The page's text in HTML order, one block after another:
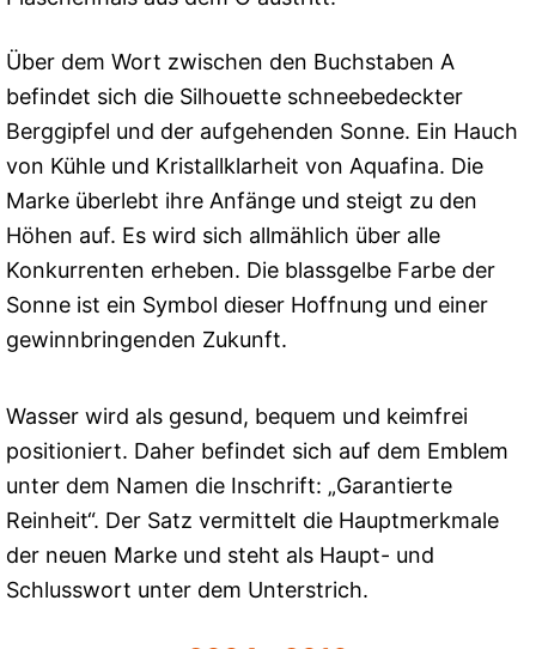
Über dem Wort zwischen den Buchstaben A
befindet sich die Silhouette schneebedeckter
Berggipfel und der aufgehenden Sonne. Ein Hauch
von Kühle und Kristallklarheit von Aquafina. Die
Marke überlebt ihre Anfänge und steigt zu den
Höhen auf. Es wird sich allmählich über alle
Konkurrenten erheben. Die blassgelbe Farbe der
Sonne ist ein Symbol dieser Hoffnung und einer
gewinnbringenden Zukunft.
Wasser wird als gesund, bequem und keimfrei
positioniert. Daher befindet sich auf dem Emblem
unter dem Namen die Inschrift: „Garantierte
Reinheit“. Der Satz vermittelt die Hauptmerkmale
der neuen Marke und steht als Haupt- und
Schlusswort unter dem Unterstrich.